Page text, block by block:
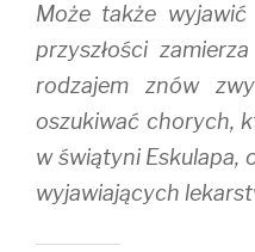
Może także
przyszłości
rodzajem znów
oszukiwać chorych,
w świątyni Eskulapa,
wyjawiających